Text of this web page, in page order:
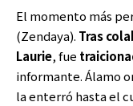
El momento más
(Zendaya). Tras
Laurie, fue
informante. Álamo
la enterró hasta el